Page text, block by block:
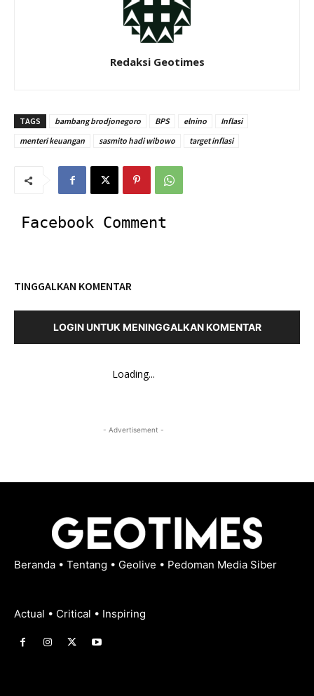
Redaksi Geotimes
TAGS bambang brodjonegoro BPS elnino
Inflasi
menteri keuangan
sasmito hadi wibowo target inflasi
Facebook Comment
TINGGALKAN KOMENTAR
LOGIN UNTUK MENINGGALKAN KOMENTAR
Loading...
- Advertisement -
Beranda • Tentang • Geolive • Pedoman Media Siber
Actual • Critical • Inspiring